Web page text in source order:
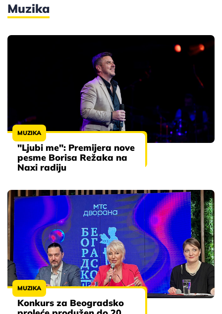
Muzika
MUZIKA
"Ljubi me": Premijera nove
pesme Borisa Režaka na
Naxi radiju
MUZIKA
Konkurs za Beogradsko